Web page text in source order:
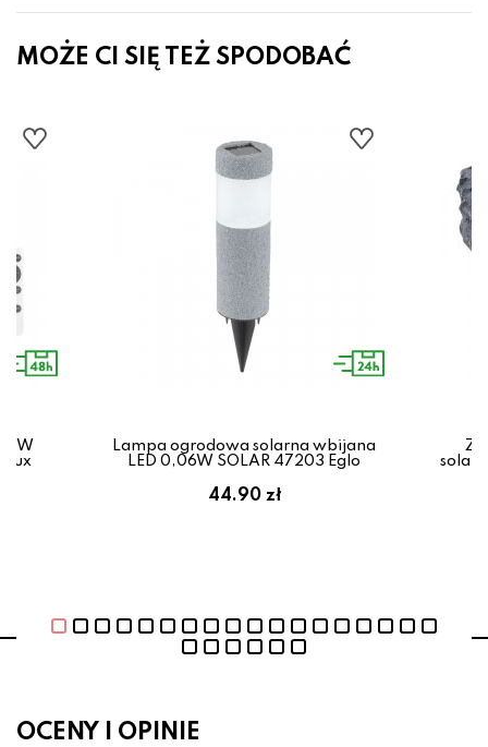
MOŻE CI SIĘ TEŻ SPODOBAĆ
Lampa ogrodowa solarna wbijana
LED 0,06W SOLAR 47203 Eglo
44.90 zł
OCENY I OPINIE